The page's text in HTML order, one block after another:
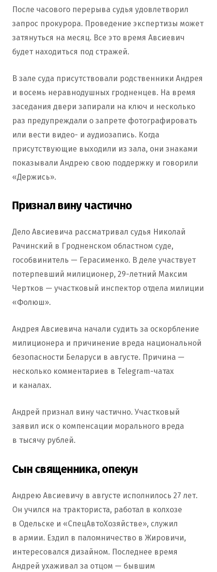
После часового перерыва судья удовлетворил
запрос прокурора. Проведение экспертизы может
затянуться на месяц. Все это время Авсиевич
будет находиться под стражей.
В зале суда присутствовали родственники Андрея
и восемь неравнодушных гродненцев. На время
заседания двери запирали на ключ и несколько
раз предупреждали о запрете фотографировать
или вести видео- и аудиозапись. Когда
присутствующие выходили из зала, они знаками
показывали Андрею свою поддержку и говорили
«Держись».
Признал вину частично
Дело Авсиевича рассматривал судья Николай
Рачинский в Гродненском областном суде,
гособвинитель — Герасименко. В деле участвует
потерпевший милиционер, 29-летний Максим
Чертков — участковый инспектор отдела милиции
«Фолюш».
Андрея Авсиевича начали судить за оскорбление
милиционера и причинение вреда национальной
безопасности Беларуси в августе. Причина —
несколько комментариев в Telegram-чатах
и каналах.
Андрей признал вину частично. Участковый
заявил иск о компенсации морального вреда
в тысячу рублей.
Сын священника, опекун
Андрею Авсиевичу в августе исполнилось 27 лет.
Он учился на тракториста, работал в колхозе
в Одельске и «СпецАвтоХозяйстве», служил
в армии. Ездил в паломничество в Жировичи,
интересовался дизайном. Последнее время
Андрей ухаживал за отцом — бывшим